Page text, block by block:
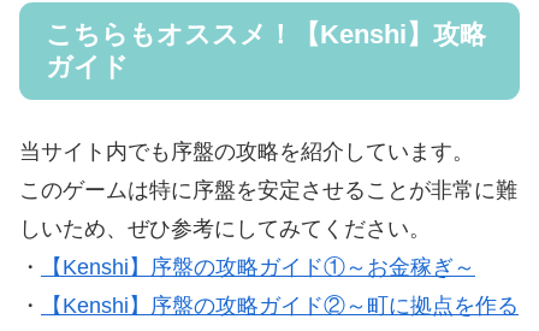
こちらもオススメ！【Kenshi】攻略
ガイド
当サイト内でも序盤の攻略を紹介しています。
このゲームは特に序盤を安定させることが非常に難
しいため、ぜひ参考にしてみてください。
・
【Kenshi】序盤の攻略ガイド①～お金稼ぎ～
・
【Kenshi】序盤の攻略ガイド②～町に拠点を作る